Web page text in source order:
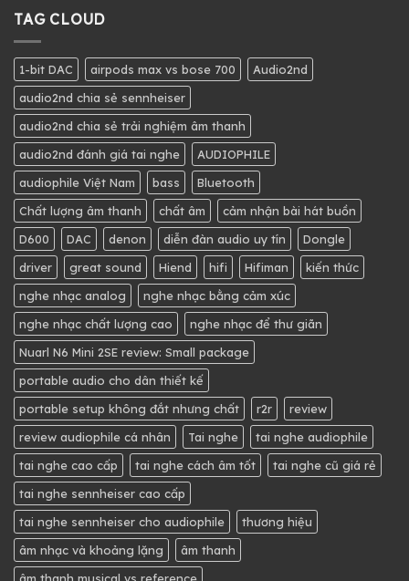
TAG CLOUD
1-bit DAC airpods max vs bose 700
Audio2nd
audio2nd chia sẻ sennheiser
audio2nd chia sẻ trải nghiệm âm thanh
audio2nd đánh giá tai nghe
AUDIOPHILE
audiophile Việt Nam
bass
Bluetooth
Chất lượng âm thanh
chất âm
cảm nhận bài hát buồn
D600
DAC denon diễn đàn audio uy tín
Dongle
driver
great sound Hiend hifi Hifiman
kiến thức
nghe nhạc analog
nghe nhạc bằng cảm xúc
nghe nhạc chất lượng cao
nghe nhạc để thư giãn
Nuarl N6 Mini 2SE review: Small package
portable audio cho dân thiết kế
portable setup không đắt nhưng chất
r2r
review
review audiophile cá nhân
Tai nghe
tai nghe audiophile
tai nghe cao cấp
tai nghe cách âm tốt
tai nghe cũ giá rẻ
tai nghe sennheiser cao cấp
tai nghe sennheiser cho audiophile
thương hiệu
âm nhạc và khoảng lặng
âm thanh